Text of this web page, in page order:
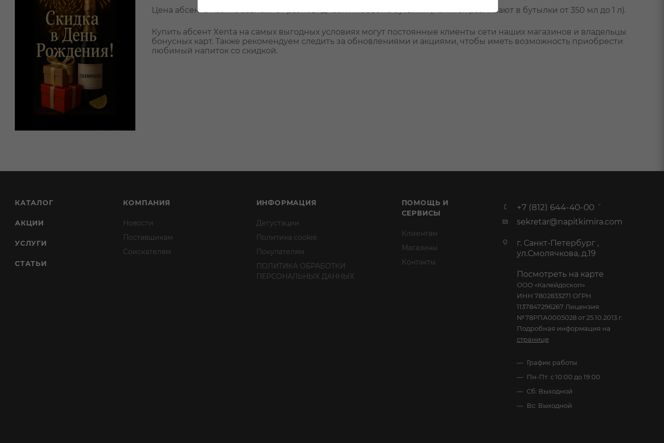
Цена абсента Ксента зависит от разновидности и объема бутылки (напиток разливают в бутылки от 350 мл до 1 л).
Купить абсент Xenta на самых выгодных условиях могут постоянные клиенты сети наших магазинов и владельцы
бонусных карт. Также рекомендуем следить за обновлениями и акциями, чтобы иметь возможность приобрести
любимый напиток со скидкой.
КАТАЛОГ
АКЦИИ
УСЛУГИ
СТАТЬИ
КОМПАНИЯ
Новости
Поставщикам
Соискателям
ИНФОРМАЦИЯ
Дегустации
Политика cookie
Покупателям
ПОЛИТИКА ОБРАБОТКИ
ПЕРСОНАЛЬНЫХ ДАННЫХ
ПОМОЩЬ И
СЕРВИСЫ
Клиентам
Магазины
Контакты
+7 (812) 644-40-00
sekretar@napitkimira.com
г. Санкт-Петербург ,
ул.Смолячкова, д.19
Посмотреть на карте
ООО «Калейдоскоп»
ИНН 7802833271 ОГРН
1137847296267 Лицензия
№78РПА0005028 от 25.10.2013 г.
Подробная информация на
странице
График работы
Пн-Пт: с 10:00 до 19:00
Сб: Выходной
Вс: Выходной